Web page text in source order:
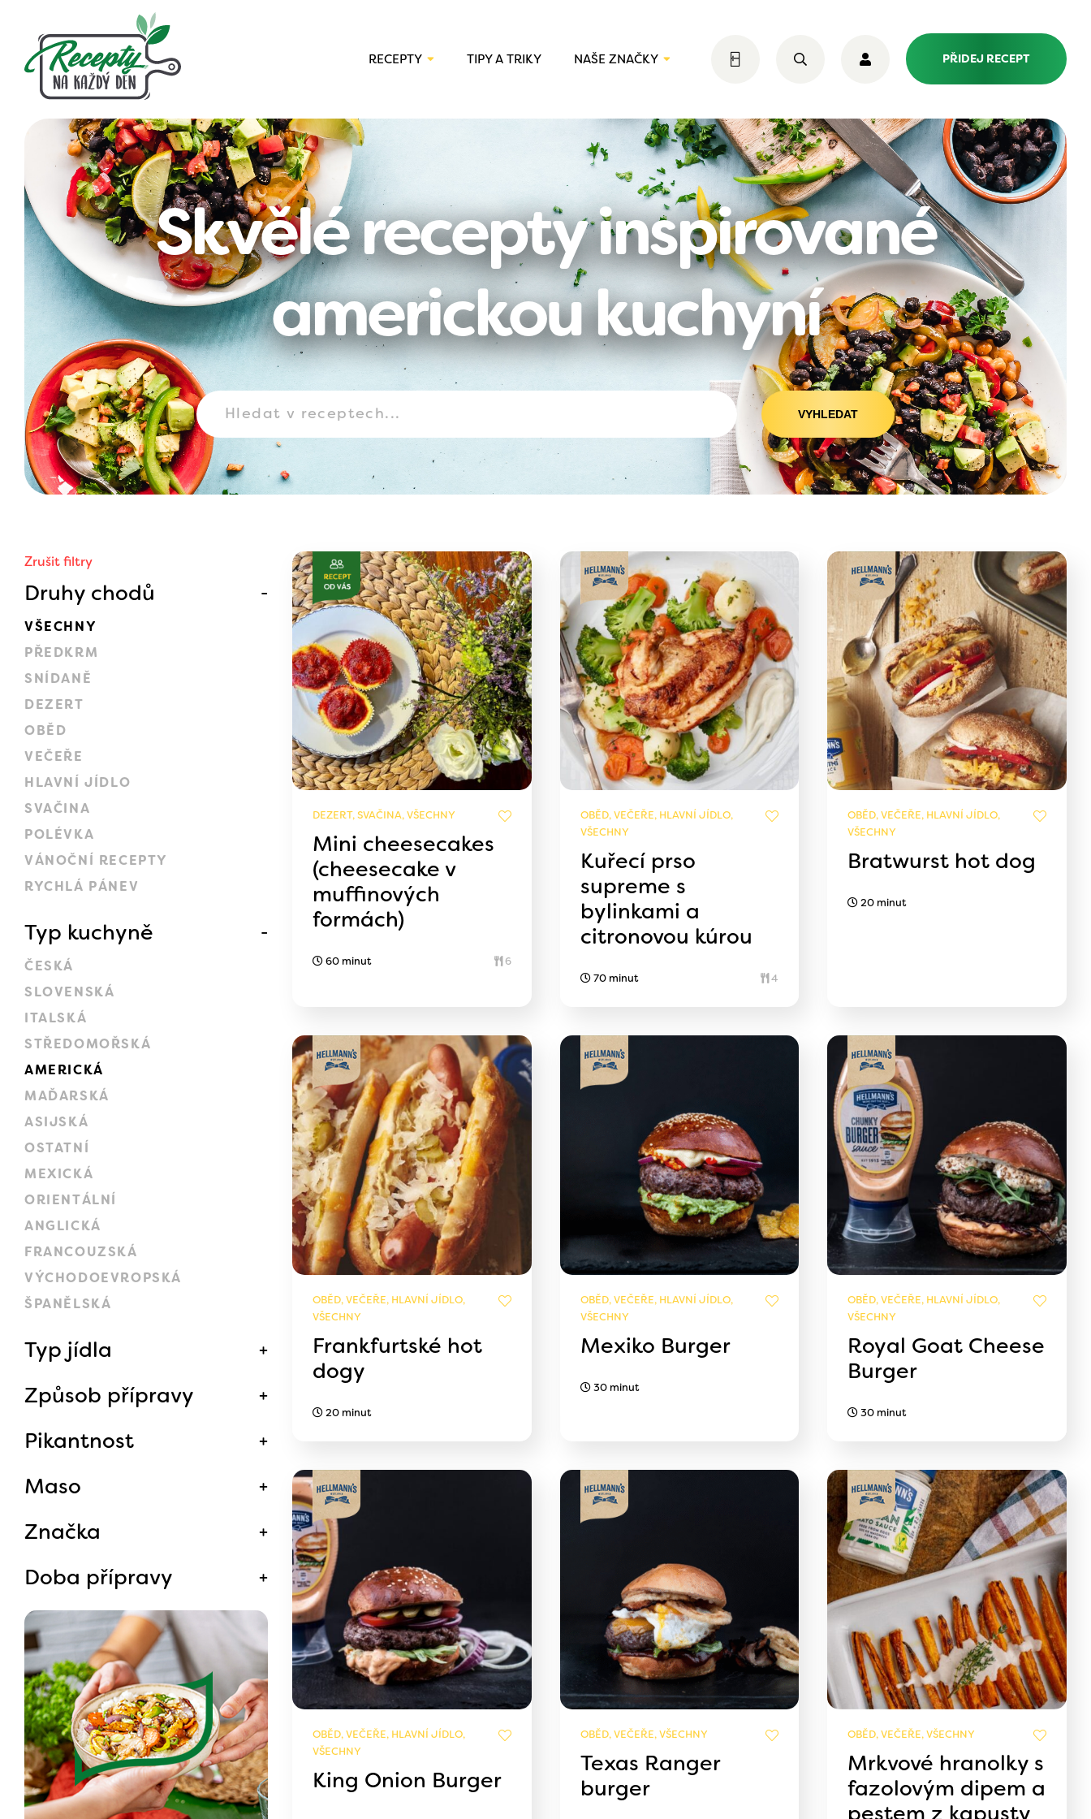
RECEPTY TIPY A TRIKY NAŠE ZNAČKY PŘIDEJ RECEPT
Skvělé recepty inspirované
americkou kuchyní
VYHLEDAT
Zrušit filtry
Druhy chodů
VŠECHNY
PŘEDKRM
SNÍDANĚ
DEZERT
OBĚD
VEČEŘE
HLAVNÍ JÍDLO
SVAČINA
POLÉVKA
VÁNOČNÍ RECEPTY
RYCHLÁ PÁNEV
Typ kuchyně
ČESKÁ
SLOVENSKÁ
ITALSKÁ
STŘEDOMOŘSKÁ
AMERICKÁ
MAĎARSKÁ
ASIJSKÁ
OSTATNÍ
MEXICKÁ
ORIENTÁLNÍ
ANGLICKÁ
FRANCOUZSKÁ
VÝCHODOEVROPSKÁ
ŠPANĚLSKÁ
Typ jídla
Způsob přípravy
Pikantnost
Maso
Značka
Doba přípravy
DEZERT, SVAČINA, VŠECHNY
Mini cheesecakes
(cheesecake v
muffinových
formách)
60 minut 6
OBĚD, VEČEŘE, HLAVNÍ JÍDLO,
VŠECHNY
Kuřecí prso
supreme s
bylinkami a
citronovou kúrou
70 minut 4
OBĚD, VEČEŘE, HLAVNÍ JÍDLO,
VŠECHNY
Bratwurst hot dog
20 minut
OBĚD, VEČEŘE, HLAVNÍ JÍDLO,
VŠECHNY
Frankfurtské hot
dogy
20 minut
OBĚD, VEČEŘE, HLAVNÍ JÍDLO,
VŠECHNY
Mexiko Burger
30 minut
OBĚD, VEČEŘE, HLAVNÍ JÍDLO,
VŠECHNY
Royal Goat Cheese
Burger
30 minut
OBĚD, VEČEŘE, HLAVNÍ JÍDLO,
VŠECHNY
King Onion Burger
OBĚD, VEČEŘE, VŠECHNY
Texas Ranger
burger
OBĚD, VEČEŘE, VŠECHNY
Mrkvové hranolky s
fazolovým dipem a
pestem z kapusty